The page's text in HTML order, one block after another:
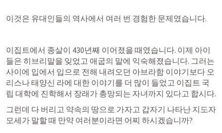
이것은 유대인들의 역사에서 여러 번 경험한 문제였습니다.
이집트에서 종살이 430년째 이어졌을 때였습니다. 이제 아이
들은 히브리말을 잊었고 애굽의 말에 익숙해졌습니다. 그러는
사이에 입에서 입으로 전해 내려오던 아브라함 이야기보다 오
리스나 태양신 라에 대한 이야기를 더 많이 들었고 이집트 국
그런데 다 버리고 약속의 땅으로 가자고 갑자기 나타난 지도자
모세가 말할 때 만약 여러분이라면 어찌 하시겠습니까?